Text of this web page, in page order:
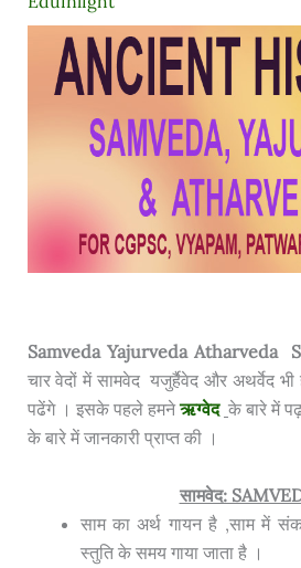
Samveda Yajurveda Atharveda
चार वेदों में सामवेद यजुर्हैवेद और अथर्वेद
पढेंगे । इसके पहले हमनेऋग्वेद के बारे में
के बारे में जानकारी प्राप्त की ।
सामवेद:
साम का अर्थ गायन है ,साम में
स्तुति के समय गाया जाता है ।